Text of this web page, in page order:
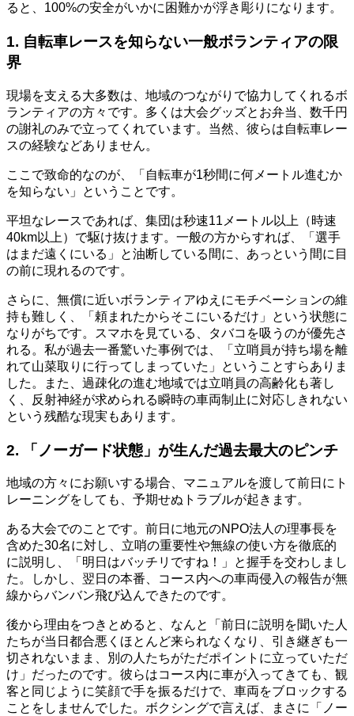
ると、100%の安全がいかに困難かが浮き彫りになります。
1. 自転車レースを知らない一般ボランティアの限
界
現場を支える大多数は、地域のつながりで協力してくれるボ
ランティアの方々です。多くは大会グッズとお弁当、数千円
の謝礼のみで立ってくれています。当然、彼らは自転車レー
スの経験などありません。
ここで致命的なのが、「自転車が1秒間に何メートル進むか
を知らない」ということです。
平坦なレースであれば、集団は秒速11メートル以上（時速
40km以上）で駆け抜けます。一般の方からすれば、「選手
はまだ遠くにいる」と油断している間に、あっという間に目
の前に現れるのです。
さらに、無償に近いボランティアゆえにモチベーションの維
持も難しく、「頼まれたからそこにいるだけ」という状態に
なりがちです。スマホを見ている、タバコを吸うのが優先さ
れる。私が過去一番驚いた事例では、「立哨員が持ち場を離
れて山菜取りに行ってしまっていた」ということすらありま
した。また、過疎化の進む地域では立哨員の高齢化も著し
く、反射神経が求められる瞬時の車両制止に対応しきれない
という残酷な現実もあります。
2. 「ノーガード状態」が生んだ過去最大のピンチ
地域の方々にお願いする場合、マニュアルを渡して前日にト
レーニングをしても、予期せぬトラブルが起きます。
ある大会でのことです。前日に地元のNPO法人の理事長を
含めた30名に対し、立哨の重要性や無線の使い方を徹底的
に説明し、「明日はバッチリですね！」と握手を交わしまし
た。しかし、翌日の本番、コース内への車両侵入の報告が無
線からバンバン飛び込んできたのです。
後から理由をつきとめると、なんと「前日に説明を聞いた人
たちが当日都合悪くほとんど来られなくなり、引き継ぎも一
切されないまま、別の人たちがただポイントに立っていただ
け」だったのです。彼らはコース内に車が入ってきても、観
客と同じように笑顔で手を振るだけで、車両をブロックする
ことをしませんでした。ボクシングで言えば、まさに「ノー